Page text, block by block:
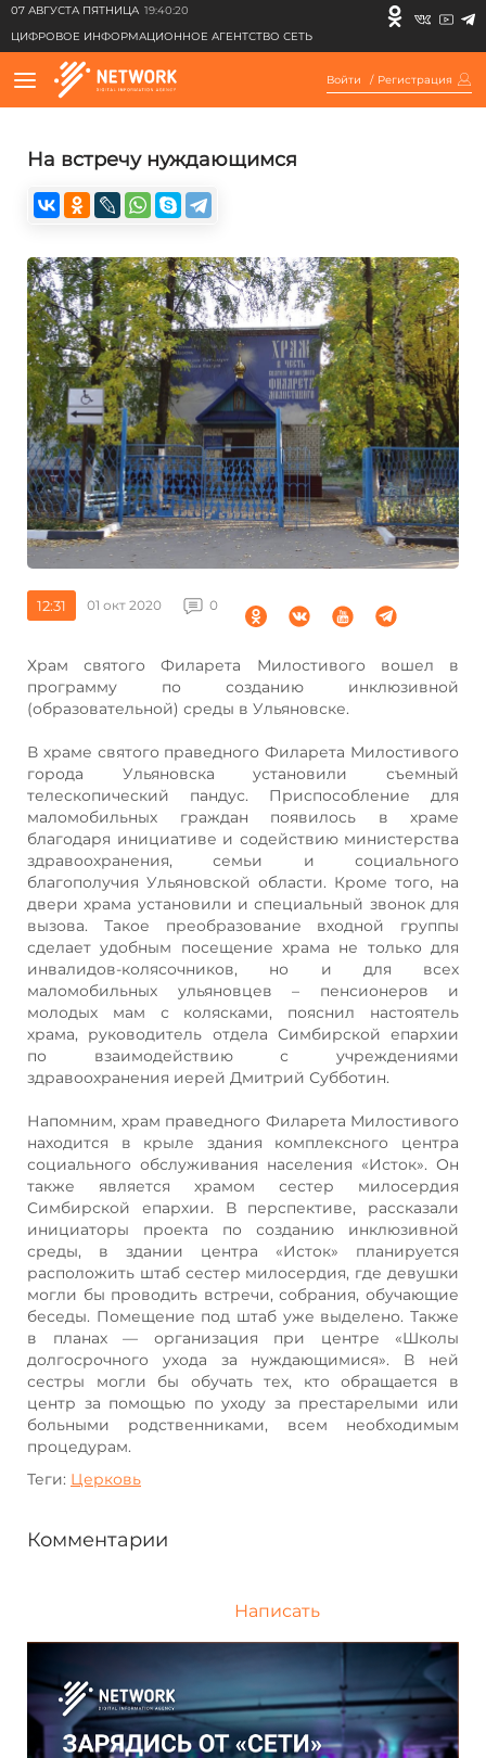
07 АВГУСТА ПЯТНИЦА 19:40:20
ЦИФРОВОЕ ИНФОРМАЦИОННОЕ АГЕНТСТВО СЕТЬ
Войти / Регистрация
На встречу нуждающимся
12:31 01 окт 2020 0
Храм святого Филарета Милостивого вошел в
программу по созданию инклюзивной
(образовательной) среды в Ульяновске.
В храме святого праведного Филарета Милостивого
города Ульяновска установили съемный
телескопический пандус. Приспособление для
маломобильных граждан появилось в храме
благодаря инициативе и содействию министерства
здравоохранения, семьи и социального
благополучия Ульяновской области. Кроме того, на
двери храма установили и специальный звонок для
вызова. Такое преобразование входной группы
сделает удобным посещение храма не только для
инвалидов-колясочников, но и для всех
маломобильных ульяновцев – пенсионеров и
молодых мам с колясками, пояснил настоятель
храма, руководитель отдела Симбирской епархии
по взаимодействию с учреждениями
здравоохранения иерей Дмитрий Субботин.
Напомним, храм праведного Филарета Милостивого
находится в крыле здания комплексного центра
социального обслуживания населения «Исток». Он
также является храмом сестер милосердия
Симбирской епархии. В перспективе, рассказали
инициаторы проекта по созданию инклюзивной
среды, в здании центра «Исток» планируется
расположить штаб сестер милосердия, где девушки
могли бы проводить встречи, собрания, обучающие
беседы. Помещение под штаб уже выделено. Также
в планах — организация при центре «Школы
долгосрочного ухода за нуждающимися». В ней
сестры могли бы обучать тех, кто обращается в
центр за помощью по уходу за престарелыми или
больными родственниками, всем необходимым
процедурам.
Теги: Церковь
Комментарии
Написать